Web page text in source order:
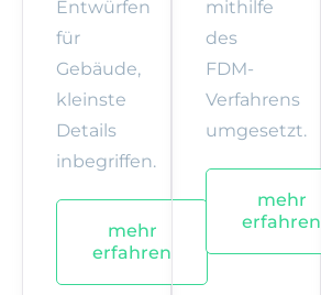
Entwürfen
für
Gebäude,
kleinste
Details
inbegriffen.
mehr
erfahren
mithilfe
des
FDM-
Verfahrens
umgesetzt.
mehr
erfahren